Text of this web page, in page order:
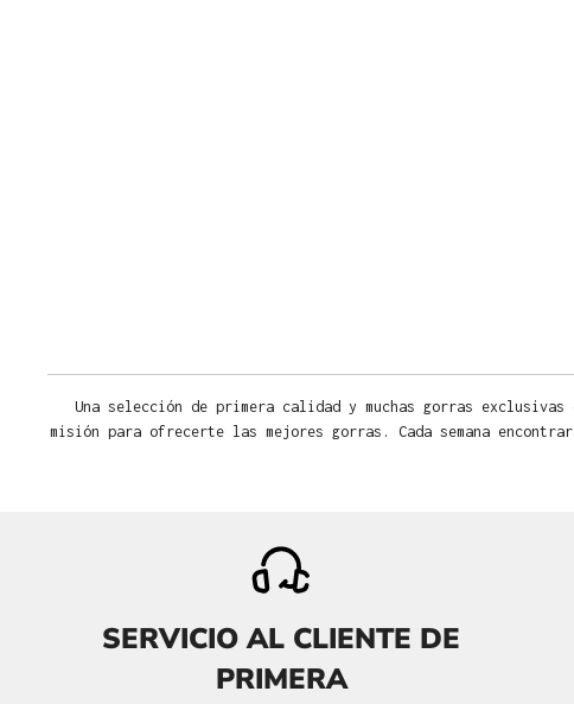
Una selección de primera calidad y muchas gorras
misión para ofrecerte las mejores gorras. Cada semana
SERVICIO AL CLIENTE DE
PRIMERA